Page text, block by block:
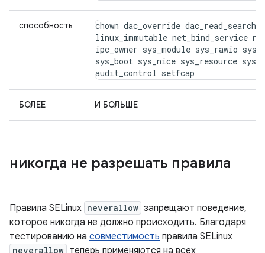
способность
chown dac_override
linux_immutable net_bind_service
ipc_owner sys_module sys_rawio
sys_boot sys_nice sys_resource
audit_control setfcap
БОЛЕЕ И БОЛЬШЕ
никогда не разрешать правила
Правила SELinux neverallow запрещают поведение,
которое никогда не должно происходить. Благодаря
тестированию на совместимость правила SELinux
neverallow теперь применяются на всех